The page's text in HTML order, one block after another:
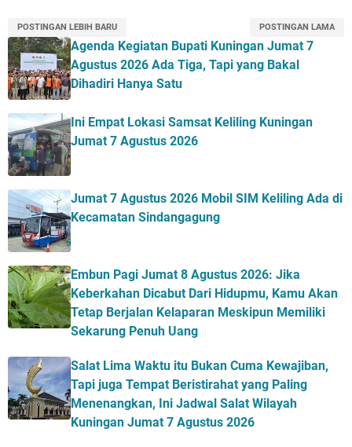
POSTINGAN LEBIH BARU POSTINGAN LAMA
Agenda Kegiatan Bupati Kuningan Jumat 7
Agustus 2026 Ada Tiga, Tapi yang Bakal
Dihadiri Hanya Satu
Ini Empat Lokasi Samsat Keliling Kuningan
Jumat 7 Agustus 2026
Jumat 7 Agustus 2026 Mobil SIM Keliling Ada di
Kecamatan Sindangagung
Embun Pagi Jumat 8 Agustus 2026: Jika
Keberkahan Dicabut Dari Hidupmu, Kamu Akan
Tetap Berjalan Kelaparan Meskipun Memiliki
Sekarung Penuh Uang
Salat Lima Waktu itu Bukan Cuma Kewajiban,
Tapi juga Tempat Beristirahat yang Paling
Menenangkan, Ini Jadwal Salat Wilayah
Kuningan Jumat 7 Agustus 2026